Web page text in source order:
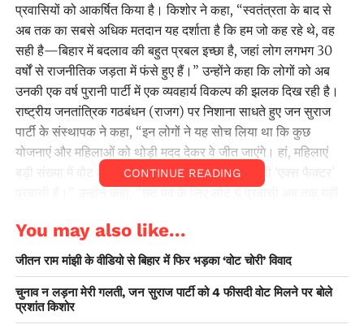
प्रवासियों को आकर्षित किया है। किशोर ने कहा, “स्वतंत्रता के बाद से
अब तक का सबसे अधिक मतदान यह दर्शाता है कि हम जो कह रहे थे, वह
सही है—बिहार में बदलाव की बहुत प्रबल इच्छा है, जहां लोग लगभग 30
वर्षों से राजनीतिक जड़ता में फंसे हुए हैं।” उन्होंने कहा कि लोगों को अब
उनकी एक वर्ष पुरानी पार्टी में एक व्यवहार्य विकल्प की झलक दिख रही है।
राष्ट्रीय जनतांत्रिक गठबंधन (राजग) पर निशाना साधते हुए जन सुराज
पार्टी के संस्थापक ने कहा, “इन लोगों ने यह सोच लिया था कि कुछ
योजनाएं और महिलाओं को थोड़ी मदद देकर वे जीत जाएंगे। हां, महिलाएं
बड़ी संख्या में वोट देने निकलीं, लेकिन इस चुनाव में असली ‘एक्स फैक्टर’
प्रवासी हैं।” उन्होंने कहा, “छठ पर्व के लिए लौटे ये प्रवासी अब तक यहीं
चुनाव के नतीजों में उनका प्रभाव देखने लायक होगा।
CONTINUE READING
You may also like...
जीतन राम मांझी के वीडियो से बिहार में फिर भड़का ‘वोट चोरी’ विवाद
चुनाव न लड़ना मेरी गलती, जन सुराज पार्टी को 4 फीसदी वोट मिलने पर बोले
प्रशांत किशोर